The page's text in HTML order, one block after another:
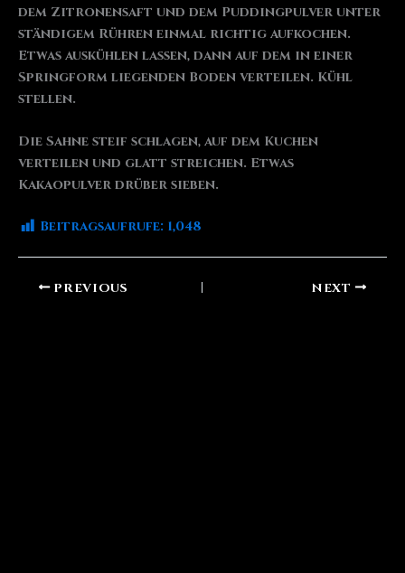
dem Zitronensaft und dem Puddingpulver unter
ständigem Rühren einmal richtig aufkochen.
Etwas auskühlen lassen, dann auf dem in einer
Springform liegenden Boden verteilen. Kühl
stellen.
Die Sahne steif schlagen, auf dem Kuchen
verteilen und glatt streichen. Etwas
Kakaopulver drüber sieben.
Beitragsaufrufe: 1,048
PREVIOUS NEXT